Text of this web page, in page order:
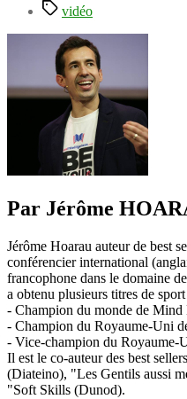
Étiquettes
vidéo
Par Jérôme
Jérôme Hoarau auteur de best
conférencier international
francophone dans le domaine
a obtenu plusieurs titres de
- Champion du monde de
- Champion du Royaume-Uni
- Vice-champion du Royaume-
Il est le co-auteur des best
(Diateino), "Les Gentils aussi
"Soft Skills (Dunod).